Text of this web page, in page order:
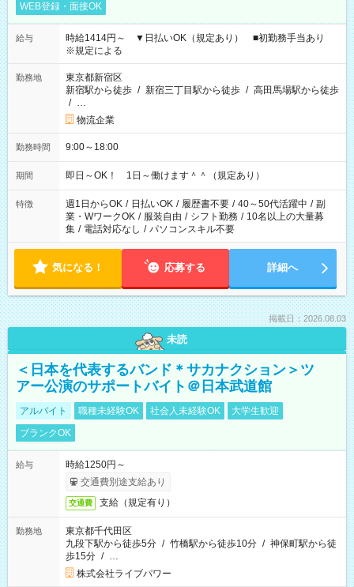
WEB登録・面接OK
給与
時給1414円～ ▼日払いOK（規定あり） ■初勤務手当あり
※規定による
勤務地
東京都新宿区
新宿駅から徒歩 / 新宿三丁目駅から徒歩 / 高田馬場駅から徒歩
/ …
物流企業
勤務時間 9:00～18:00
期間 即日～OK！ 1日～働けます＾＾（規定あり）
特徴 週1日からOK / 日払いOK / 履歴書不要 / 40～50代活躍中 / 副
業・WワークOK / 服装自由 / シフト勤務 / 10名以上の大量募
集 / 電話対応なし / パソコンスキル不要
気になる！ 応募する 詳細へ
掲載日：2026.08.03
未読
＜日本を代表するバンド＊サカナクション＞ツ
アー公演のサポートバイト＠日本武道館
アルバイト 職種未経験OK 社会人未経験OK
大学生歓迎
ブランクOK
給与
時給1250円～
交通費別途支給あり
交通費 支給（規定有り）
勤務地
東京都千代田区
九段下駅から徒歩5分 / 竹橋駅から徒歩10分 / 神保町駅から徒
歩15分 / …
株式会社ライブパワー